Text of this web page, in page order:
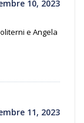
10, 2023
e Angela
11, 2023